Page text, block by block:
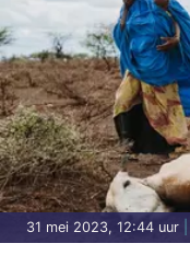
31 mei 2023, 12:44 uur